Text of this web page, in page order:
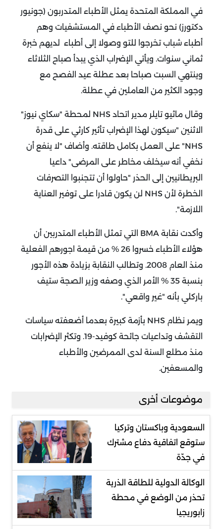
في المملكة المتحدة يمثل الأطباء المتدربون (جونيور
دكتورز) نحو نصف الأطباء في المستشفيات وهم
أطباء شباب تخرجوا للتو وصولا إلى أطباء لديهم خبرة
ثماني سنوات. ويأتي الإضراب الذي يبدأ صباح الثلاثاء
وينتهي السبت صباحا بعد عطلة عيد الفصح مع
وجود الكثير من العاملين في عطلة.
وقال ماثيو تايلر مدير اتحاد NHS لمحطة "سكاي نيوز"
الاثنين "سيكون لهذا الإضراب تأثير كارثي على قدرة
NHS" على العمل بكامل طاقته.
وأضاف "لا ينفع أن
نخفي أنه سيخلف مخاطر على المرضى" داعيا
البريطانيين إلى الحذر "حاولوا أن تتجنبوا التصرفات
الخطرة لأن NHS لن يكون قادرا على توفير العناية
اللازمة".
وأكدت نقابة BMA التي تمثل الأطباء المتدربين أن
هؤلاء الأطباء خسروا 26 % من قيمة اجورهم الفعلية
منذ العام 2008.
وتطالب النقابة بزيادة هذه الأجور
بنسبة 35 % الأمر الذي وصفه وزير الصجة ستيف
باركلي بأنه "غير واقعي".
ويمر نظام NHS بأزمة كبيرة بعدما أضعفته سياسات
التقشف وتداعيات جائحة كوفيد-19. وتكثر الإضرابات
منذ مطلع السنة لدى الممرضين والأطباء
والمسعفين.
موضوعات أخرى
السعودية وباكستان وتركيا
ستوقع اتفاقية دفاع مشترك
في جدّة
الوكالة الدولية للطاقة الذرية
تحذر من الوضع في محطة
زابوريجيا